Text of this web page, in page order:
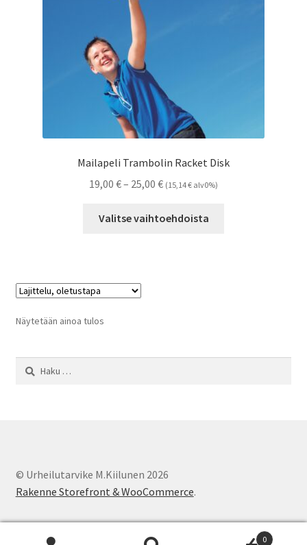
Mailapeli Trambolin Racket Disk
19,00 €– 25,00 €Hintaluokka:
-
(15,14€ alv0%)
Valitse vaihtoehdoista
Näytetään ainoa tulos
Haku:
© Urheilutarvike M.Kiilunen 2026
Rakenne Storefront & WooCommerce.
0